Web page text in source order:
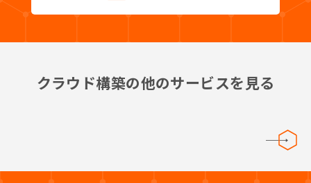
クラウド構築の他のサービスを見る